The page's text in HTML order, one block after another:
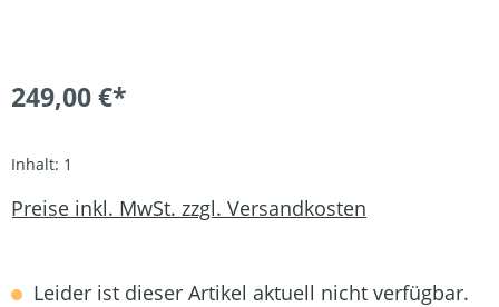
249,00 €*
Inhalt: 1
Preise inkl. MwSt. zzgl. Versandkosten
Leider ist dieser Artikel aktuell nicht verfügbar.